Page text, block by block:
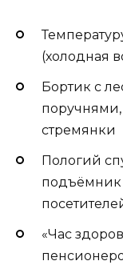
(холодная
Бортик с
поручнями,
стремянки
Пологий
«Час